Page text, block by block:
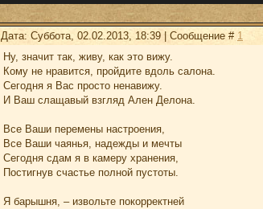
Дата: Суббота, 02.02.2013, 18:39 | Сообщение # 1
Ну, значит так, живу, как это вижу.
Кому не нравится, пройдите вдоль салона.
Сегодня я Вас просто ненавижу.
И Ваш слащавый взгляд Ален Делона.
Все Ваши перемены настроения,
Все Ваши чаянья, надежды и мечты
Сегодня сдам я в камеру хранения,
Постигнув счастье полной пустоты.
Я барышня, – извольте покорректней